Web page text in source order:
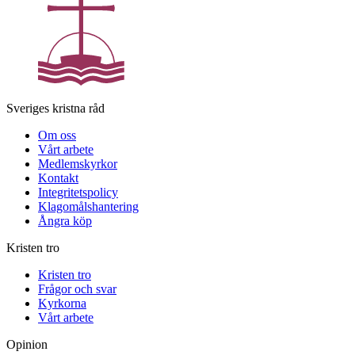
Sveriges kristna råd
Om oss
Vårt arbete
Medlemskyrkor
Kontakt
Integritetspolicy
Klagomålshantering
Ångra köp
Kristen tro
Kristen tro
Frågor och svar
Kyrkorna
Vårt arbete
Opinion